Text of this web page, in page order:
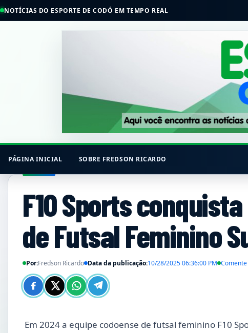
NOTÍCIAS DO ESPORTE DE CODÓ EM TEMPO REAL
PÁGINA INICIAL SOBRE FREDSON RICARDO
F10 Sports conquista
de Futsal Feminino
Por:Fredson Ricardo Data da publicação:10/28/2025 06:36:00 PM Comente
Em 2024 a equipe codoense de futsal feminino F10